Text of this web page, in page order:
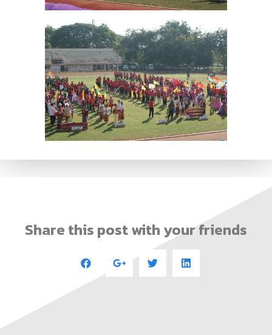
Share this post with your friends